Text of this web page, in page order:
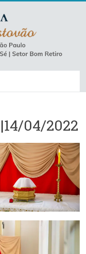
04/2022